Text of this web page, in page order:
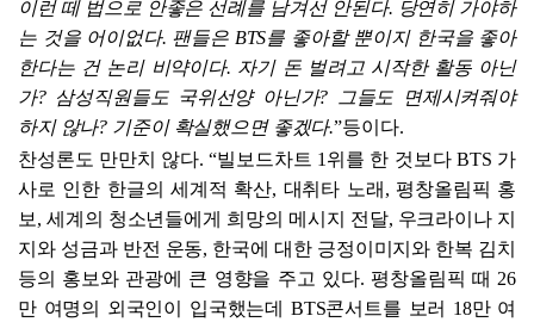
이런 떼 법으로 안좋은 선례를 남겨선 안된다. 당연히 가야하
는 것을 어이없다. 팬들은 BTS를 좋아할 뿐이지 한국을 좋아
한다는 건 논리 비약이다. 자기 돈 벌려고 시작한 활동 아닌
가? 삼성직원들도 국위선양 아닌가?
그들도 면제시켜줘야
하지 않나? 기준이 확실했으면 좋겠다.”등이다.
찬성론도 만만치 않다. “빌보드차트 1 위를 한 것보다 BTS 가
사로 인한 한글의 세계적 확산, 대취타 노래 ,평창올림픽 홍
보 , 세계의 청소년들에게 희망의 메시지 전달, 우크라이나 지
지와 성금과 반전 운동, 한국에 대한 긍정이미지와 한복 김치
등의 홍보와 관광에 큰 영향을 주고 있다.평창올림픽 때 26
만 여명의 외국인이 입국했는데 BTS콘서트를 보러 18만 여